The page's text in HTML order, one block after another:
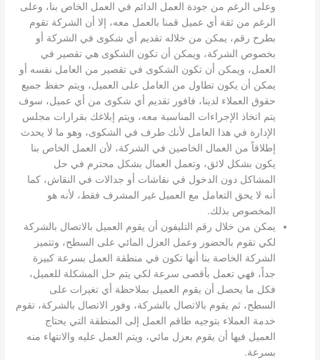
وعلى الرغم من جودة العمل الدائم في العمل الخاص بنا، وعلى
الرغم من ثقة أي عميل قمنا بالعمل معه، إلا أن الشركة تقوم
بطرح رقم، يمكن من خلاله تقديم أي شكوى في الشركة أو
بخصوص الشركة، ويمكن أن تكون الشكوى هي تقصير في
العمل، ويمكن أن تكون الشكوى في تقصير من العامل نفسه أو
يمكن أن يكون تطاول من العامل على العميل، ويتم حفظ جميع
حقوق العملاء لدينا، فافور تقديم أي شكوى من أي عميل، سوف
يتم اتخاذ الإجراءات المناسبة معه، ويتم إبلاغك بقرارات مجلس
الإدارة في هذا العامل لأنك طرف في الشكوى، وهو ما لا يحدث
إطلاقاً من العمال الخاصين في الشركة، لأن العمل الخاص بنا
يكون بشكل لائق، وتعمل العمال بشكل محترم في حل
المشاكل دون الدخول في نقاشات أو جدالات في النقاش، كما
أنه لا يحق التعامل مع العميل غير المشرف فقط، لأنه هو
المخصوص بذلك.
يمكن من خلال رقم التليفون أن يقوم العميل بالاتصال بالشركة
لكي تقوم بالحضور وعمل العزل المائي على السطح، وتتميز
الشركة الخاصة بنا أنها تكون في منطقة العمل بسرعة كبيرة
جداً، فهي تعمل بأقصى سرعة لكي يتم حل المشكلة للعميل،
فكل ما يحصل أن يقوم العميل بملاحظة أي تغيرات على
السطح، ثم يقوم بالاتصال بالشركة، وفور الاتصال بالشركة، تقوم
خدمة العملاء بتوجيه طاقم العمل إلى المنطقة التي يحتاج
العميل فيها أن يقوم بعزل مائي، ويتم العمل عليه والانتهاء منه
بسرعة.